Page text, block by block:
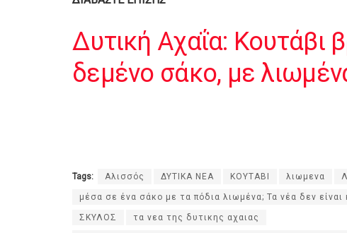
Δυτική Αχαΐα: Κουτάβι
δεμένο σάκο, με
Tags: Αλισσός ΔΥΤΙΚΑ ΝΕΑ ΚΟΥΤΑΒΙ λιωμενα
μέσα σε ένα σάκο με τα πόδια λιωμένα; Τα νέα δεν είναι
ΣΚΥΛΟΣ τα νεα της δυτικης αχαιας